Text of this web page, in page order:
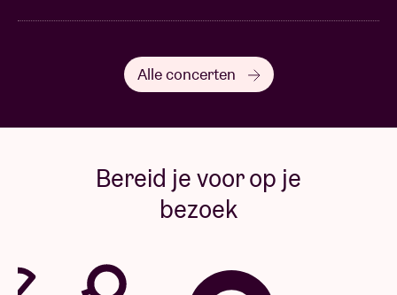
Alle concerten
Bereid je voor op je
bezoek